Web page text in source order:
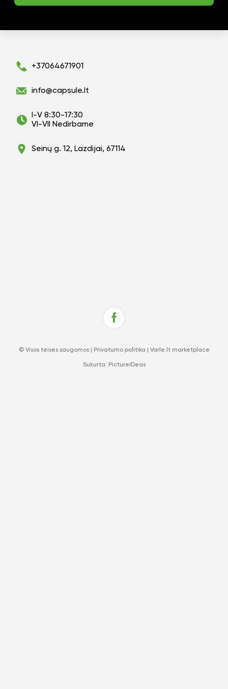
+37064671901
info@capsule.lt
I-V 8:30-17:30
VI-VII Nedirbame
Seinų g. 12, Lazdijai, 67114
© Visos teisės saugomos | Privatumo politika Varle.lt marketplace
Sukurta: PictureIDeas